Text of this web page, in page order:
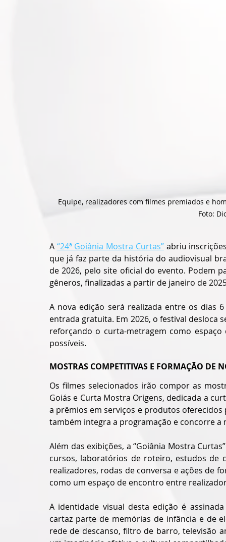
Equipe, realizadores com filmes premiados e
Foto:
A “24ª Goiânia Mostra Curtas” abriu
que já faz parte da história do audiovisual
de 2026, pelo site oficial do evento. Podem
gêneros, finalizadas a partir de janeiro de
A nova edição será realizada entre os dias
entrada gratuita. Em 2026, o festival desloca
reforçando o curta-metragem como
possíveis.
MOSTRAS COMPETITIVAS E FORMAÇÃO DE
Os filmes selecionados irão compor as
Goiás e Curta Mostra Origens, dedicada a
a prêmios em serviços e produtos
também integra a programação e concorre
Além das exibições, a “Goiânia Mostra
cursos, laboratórios de roteiro, estudos de
realizadores, rodas de conversa e ações de
como um espaço de encontro entre
A identidade visual desta edição é
cartaz parte de memórias de infância e de
rede de descanso, filtro de barro, televisão